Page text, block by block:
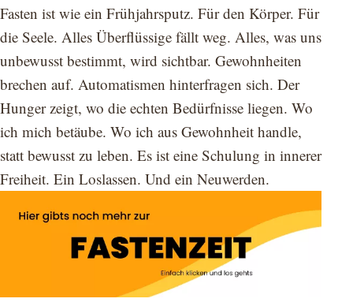
Fasten ist wie ein Frühjahrsputz. Für den Körper. Für
die Seele. Alles Überflüssige fällt weg. Alles, was uns
unbewusst bestimmt, wird sichtbar. Gewohnheiten
brechen auf. Automatismen hinterfragen sich. Der
Hunger zeigt, wo die echten Bedürfnisse liegen. Wo
ich mich betäube. Wo ich aus Gewohnheit handle,
statt bewusst zu leben. Es ist eine Schulung in innerer
Freiheit. Ein Loslassen. Und ein Neuwerden.